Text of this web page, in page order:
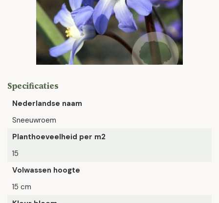
Specificaties
Nederlandse naam
Sneeuwroem
Planthoeveelheid per m2
15
Volwassen hoogte
15 cm